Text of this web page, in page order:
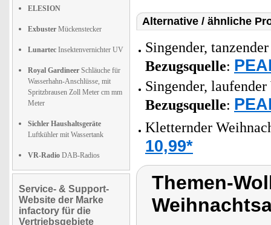
ELESION
Exbuster Mückenstecker
Lunartec Insektenvernichter UV
Royal Gardineer Schläuche für
Wasserhahn-Anschlüsse, mit
Spritzbrausen Zoll Meter cm mm
Meter
Sichler Haushaltsgeräte
Luftkühler mit Wassertank
VR-Radio DAB-Radios
Service- & Support-
Website der Marke
infactory für die
Vertriebsgebiete
Alternative / ähnliche
Singender,
Bezugsquelle:
Singender,
Bezugsquelle:
Kletternder
10,99*
Themen-